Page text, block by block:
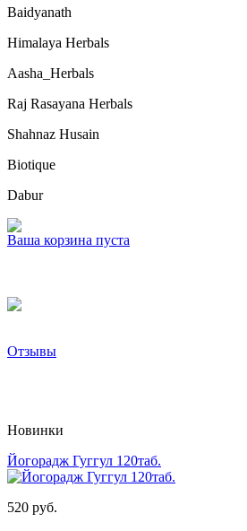
Baidyanath
Himalaya Herbals
Aasha_Herbals
Raj Rasayana Herbals
Shahnaz Husain
Biotique
Dabur
Ваша корзина пуста
Отзывы
Новинки
Йогорадж Гуггул 120таб.
520 руб.